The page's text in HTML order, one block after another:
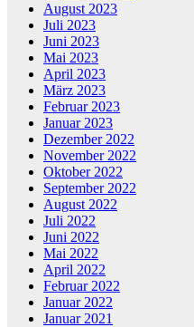
August 2023
Juli 2023
Juni 2023
Mai 2023
April 2023
März 2023
Februar 2023
Januar 2023
Dezember 2022
November 2022
Oktober 2022
September 2022
August 2022
Juli 2022
Juni 2022
Mai 2022
April 2022
Februar 2022
Januar 2022
Januar 2021